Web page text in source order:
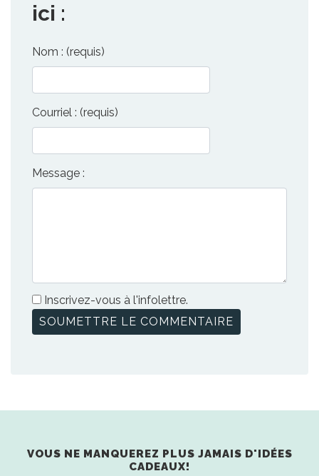
ici :
Nom : (requis)
Courriel : (requis)
Message :
Inscrivez-vous à l'infolettre.
VOUS NE MANQUEREZ PLUS JAMAIS D'IDÉES
CADEAUX!